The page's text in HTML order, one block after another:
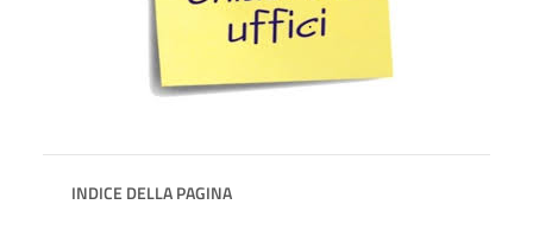
INDICE DELLA PAGINA